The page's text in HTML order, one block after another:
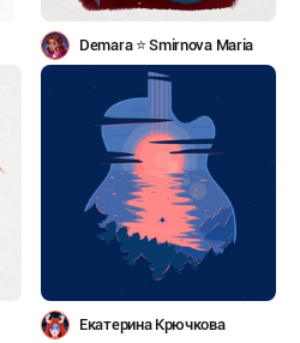
Demara ⭐️ Smirnova Maria
Екатерина Крючкова